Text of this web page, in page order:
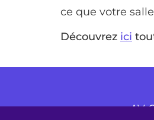
ce que votre
Découvrez ici
AV